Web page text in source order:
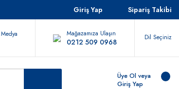
Giriş Yap Sipariş Takibi
Mağazamıza Ulaşın
0212 509 0968 Dil Seçiniz
Üye Ol veya
Giriş Yap